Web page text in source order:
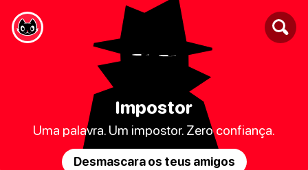
Impostor
Uma palavra. Um impostor. Zero confiança.
Desmascara os teus amigos